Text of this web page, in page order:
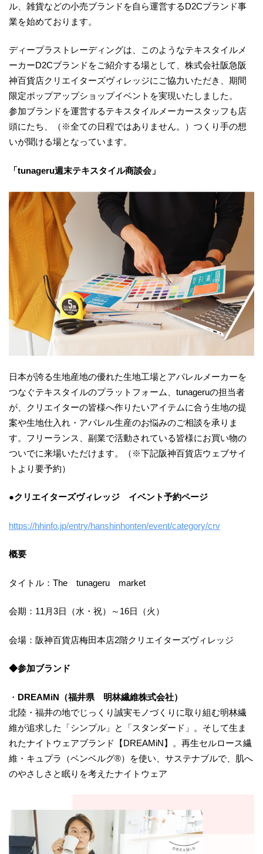
ル、雑貨などの小売ブランドを自ら運営するD2Cブランド事
業を始めております。
ディープラストレーディングは、このようなテキスタイルメ
ーカーD2Cブランドをご紹介する場として、株式会社阪急阪
神百貨店クリエイターズヴィレッジにご協力いただき、期間
限定ポップアップショップイベントを実現いたしました。
参加ブランドを運営するテキスタイルメーカースタッフも店
頭にたち、（※全ての日程ではありません。）つくり手の想
いが聞ける場となっています。
「tunageru週末テキスタイル商談会」
日本が誇る生地産地の優れた生地工場とアパレルメーカーを
つなぐテキスタイルのプラットフォーム、tunageruの担当者
が、クリエイターの皆様へ作りたいアイテムに合う生地の提
案や生地仕入れ・アパレル生産のお悩みのご相談を承りま
す。フリーランス、副業で活動されている皆様にお買い物の
ついでに来場いただけます。（※下記阪神百貨店ウェブサイ
トより要予約）
●クリエイターズヴィレッジ イベント予約ページ
https://hhinfo.jp/entry/hanshinhonten/event/category/crv
概要
タイトル：The tunageru market
会期：11月3日（水・祝）～16日（火）
会場：阪神百貨店梅田本店2階クリエイターズヴィレッジ
◆参加ブランド
・ DREAMiN（福井県 明林繊維株式会社）
北陸・福井の地でじっくり誠実モノづくりに取り組む明林繊
維が追求した「シンプル」と「スタンダード」。そして生ま
れたナイトウェアブランド【DREAMiN】。再生セルロース繊
維・キュプラ（ベンベルグ®）を使い、サステナブルで、肌へ
のやさしさと眠りを考えたナイトウェア